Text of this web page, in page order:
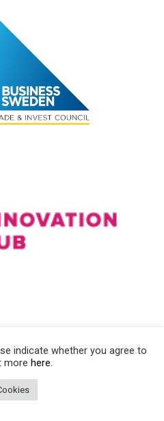
indicate whether you agree to
more here.